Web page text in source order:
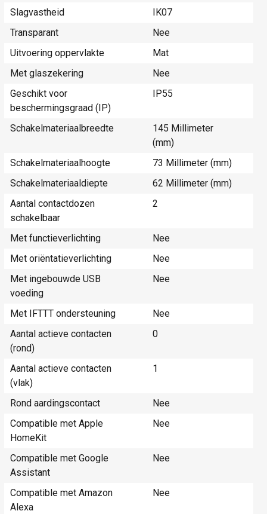
Slagvastheid
IK07
Transparant
Nee
Uitvoering oppervlakte
Mat
Met glaszekering
Nee
Geschikt voor
beschermingsgraad (IP)
IP55
Schakelmateriaalbreedte
145 Millimeter
(mm)
Schakelmateriaalhoogte
73 Millimeter (mm)
Schakelmateriaaldiepte
62 Millimeter (mm)
Aantal contactdozen
schakelbaar
2
Met functieverlichting
Nee
Met oriëntatieverlichting
Nee
Met ingebouwde USB
voeding
Nee
Met IFTTT ondersteuning
Nee
Aantal actieve contacten
(rond)
0
Aantal actieve contacten
(vlak)
1
Rond aardingscontact
Nee
Compatible met Apple
HomeKit
Nee
Compatible met Google
Assistant
Nee
Compatible met Amazon
Alexa
Nee